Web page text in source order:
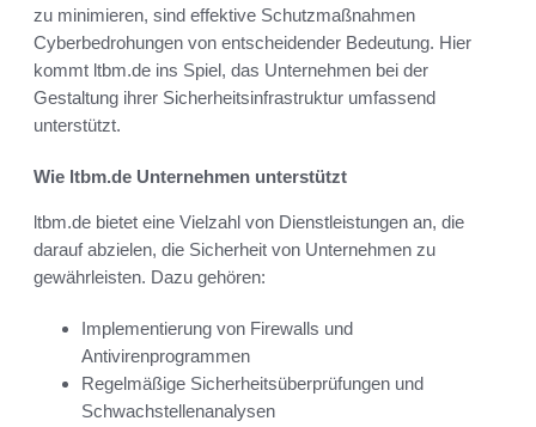
zu minimieren, sind effektive Schutzmaßnahmen
Cyberbedrohungen von entscheidender Bedeutung. Hier
kommt ltbm.de ins Spiel, das Unternehmen bei der
Gestaltung ihrer Sicherheitsinfrastruktur umfassend
unterstützt.
Wie ltbm.de Unternehmen unterstützt
ltbm.de bietet eine Vielzahl von Dienstleistungen an, die
darauf abzielen, die Sicherheit von Unternehmen zu
gewährleisten. Dazu gehören:
Implementierung von Firewalls und
Antivirenprogrammen
Regelmäßige Sicherheitsüberprüfungen und
Schwachstellenanalysen